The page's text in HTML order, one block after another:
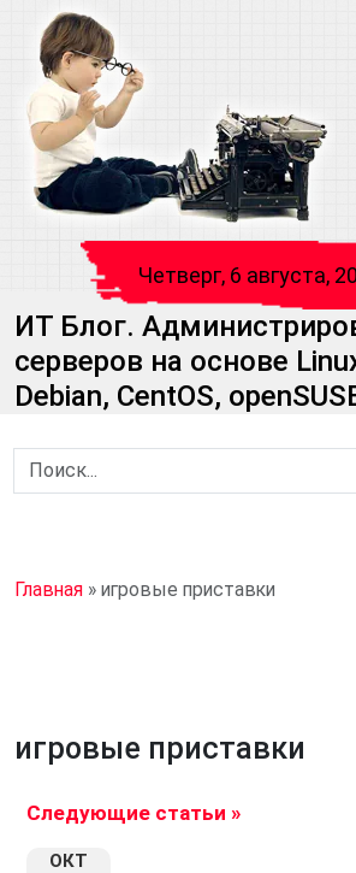
Четверг, 6 августа,
ИТ Блог.
серверов на основе
Debian, CentOS,
Главная » игровые приставки
игровые приставки
Следующие статьи »
ОКТ